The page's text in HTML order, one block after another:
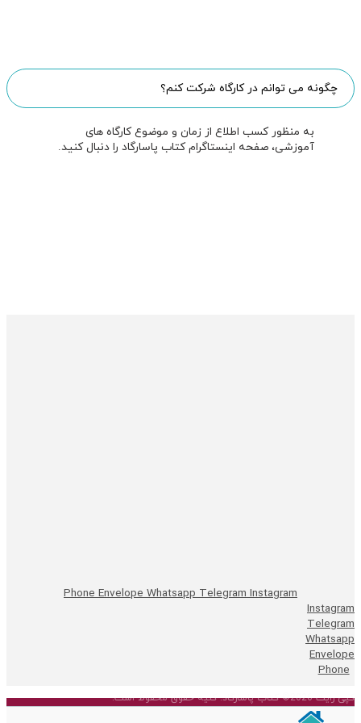
چگونه می توانم در کارگاه شرکت کنم؟
به منظور کسب اطلاع از زمان و موضوع کارگاه های
آموزشی، صفحه اینستاگرام کتاب پاسارگاد را دنبال کنید.
Phone Envelope Whatsapp Telegram Instagram
Instagram
Telegram
Whatsapp
Envelope
Phone
کپی رایت 2026© کتاب پاسارگاد. کلیه حقوق محفوظ است.